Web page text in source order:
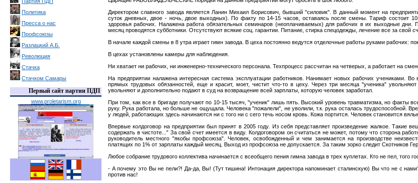
Политика
Пресса о нас
Профсоюзы
Разлацкий А.Б.
Революция
Стачка
Стачком Самары
Первый сайт партии ПДП
www.proletarism.org
Директором славного завода является Ланин Михаил Борисович, бывший "силовик". В данный момент на
суток дневных, двое - ночь, двое выходных). По факту по 14-15 часов, оставаясь после смены. Тариф состоит
здоровья рабочих. Налажена работа обязательных семинаров (неоплачиваемых) для рабочих в их выходные
месяц проводятся субботники. Отсутствуют всякие соц. гарантии. Питание, стирка спецодежды, лечение все за свой
В начале каждой смены в 8 утра играет гимн завода. В цеха постоянно ведутся отделочные работы руками рабочих:
В цехах установлены камеры для наблюдения.
Ни хватает ни рабочих, ни инженерно-технического персонала. Техпроцесс рассчитан на четверых, а работает на
На предприятии налажена интересная система эксплуатации работников. Нанимает новых рабочих учениками.
прямых трудовых обязанностей, еще и красит, моет, чистит что-то в цеху. Через три месяца "ученика"
увольняют и дополнительно подают в суд на возвращение всей зарплаты, которую человек заработал.
При том, как все в бригаде получают по 10-15 тысяч, "ученик" лишь пять. Высокий уровень травматизма, но факты
руку. Рука работала, но больше не ощущала. Человека "пожалели", не уволили, т.к. рука осталась трудоспособной.
у людей, работающих здесь начинаются ни с того ни с сего течь носом кровь. Кожа портится. Человек становится
Впервые колдоговор на предприятии был принят в 2005 году. Из себя представляет произведение жалкое. Такие
содержать в чистоте..." За свой счет имеется в виду. Колдоговором он считаться не может, потому что сторона
руководитель местного "якобы профсоюза". Человек, освобожденный и чем занимается на производстве
платящих по 1% от зарплаты каждый месяц. Выход из профсоюза не допускается. За таким зорко следит Скотников
Любое собрание трудового коллектива начинается с всеобщего пения гимна завода в трех куплетах. Кто не пел, того
- А почему это Вы не пели?! Да-да, Вы! (Тут тишина! Интонация директора напоминает сталинскую) Вы что не с
против нас!